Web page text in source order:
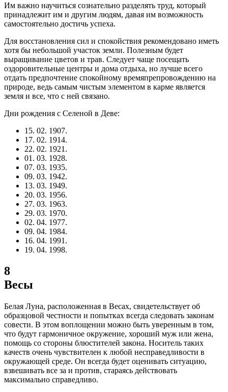
Им важно научиться сознательно разделять труд, который
принадлежит им и другим людям, давая им возможность
самостоятельно достичь успеха.
Для восстановления сил и спокойствия рекомендовано иметь
хотя бы небольшой участок земли. Полезным будет
выращивание цветов и трав. Следует чаще посещать
оздоровительные центры и дома отдыха, но лучше всего
отдать предпочтение спокойному времяпрепровождению на
природе, ведь самым чистым элементом в карме является
земля и все, что с ней связано.
Дни рождения с Селеной в Деве:
15. 02. 1907.
17. 02. 1914.
22. 02. 1921.
01. 03. 1928.
07. 03. 1935.
09. 03. 1942.
13. 03. 1949.
20. 03. 1956.
27. 03. 1963.
29. 03. 1970.
02. 04. 1977.
09. 04. 1984.
16. 04. 1991.
19. 04. 1998.
8
Весы
Белая Луна, расположенная в Весах, свидетельствует об
образцовой честности и попытках всегда следовать законам
совести. В этом воплощении можно быть уверенным в том,
что будут гармоничное окружение, хороший муж или жена,
помощь со стороны блюстителей закона. Носитель таких
качеств очень чувствителен к любой несправедливости в
окружающей среде. Он всегда будет оценивать ситуацию,
взвешивать все за и против, стараясь действовать
максимально справедливо.